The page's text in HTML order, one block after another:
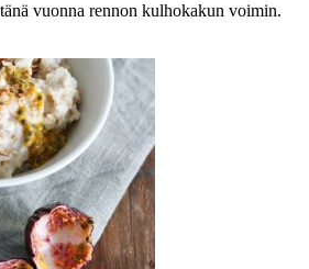
vuonna rennon kulhokakun voimin.